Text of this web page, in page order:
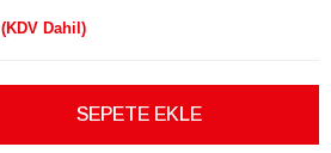
(KDV Dahil)